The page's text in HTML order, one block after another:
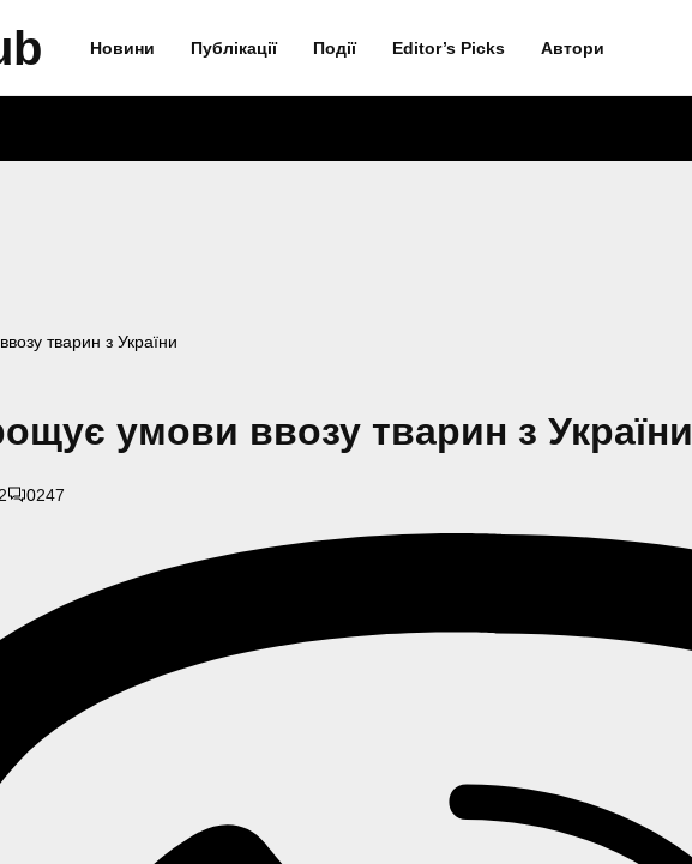
Новини Публікації Події Editor’s Picks Автори
тварин з України
умови ввозу тварин з України
0247